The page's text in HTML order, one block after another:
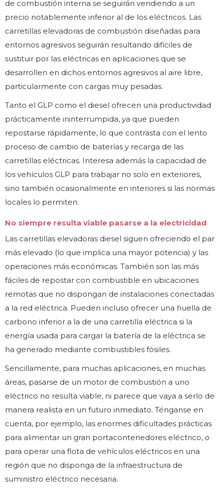
de combustión interna se seguirán vendiendo a un
precio notablemente inferior al de los eléctricos. Las
carretillas elevadoras de combustión diseñadas para
entornos agresivos seguirán resultando difíciles de
sustituir por las eléctricas en aplicaciones que se
desarrollen en dichos entornos agresivos al aire libre,
particularmente con cargas muy pesadas.
Tanto el GLP como el diesel ofrecen una productividad
prácticamente ininterrumpida, ya que pueden
repostarse rápidamente, lo que contrasta con el lento
proceso de cambio de baterías y recarga de las
carretillas eléctricas. Interesa además la capacidad de
los vehículos GLP para trabajar no solo en exteriores,
sino también ocasionalmente en interiores si las normas
locales lo permiten.
No siempre resulta viable pasarse a la electricidad
Las carretillas elevadoras diesel siguen ofreciendo el par
más elevado (lo que implica una mayor potencia) y las
operaciones más económicas. También son las más
fáciles de repostar con combustible en ubicaciones
remotas que no dispongan de instalaciones conectadas
a la red eléctrica. Pueden incluso ofrecer una huella de
carbono inferior a la de una carretilla eléctrica si la
energía usada para cargar la batería de la eléctrica se
ha generado mediante combustibles fósiles.
Sencillamente, para muchas aplicaciones, en muchas
áreas, pasarse de un motor de combustión a uno
eléctrico no resulta viable, ni parece que vaya a serlo de
manera realista en un futuro inmediato. Ténganse en
cuenta, por ejemplo, las enormes dificultades prácticas
para alimentar un gran portacontenedores eléctrico, o
para operar una flota de vehículos eléctricos en una
región que no disponga de la infraestructura de
suministro eléctrico necesaria.